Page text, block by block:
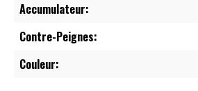
Accumulateur:
Contre-Peignes:
Couleur: